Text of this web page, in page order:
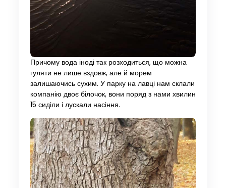
Причому вода іноді так розходиться, що можна
гуляти не лише вздовж, але й морем
залишаючись сухим. У парку на лавці нам склали
компанію двоє білочок, вони поряд з нами хвилин
15 сиділи і лускали насіння.